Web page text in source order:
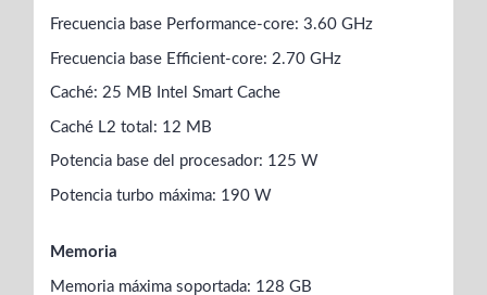
Frecuencia base Performance-core: 3.60 GHz
Frecuencia base Efficient-core: 2.70 GHz
Caché: 25 MB Intel Smart Cache
Caché L2 total: 12 MB
Potencia base del procesador: 125 W
Potencia turbo máxima: 190 W
Memoria
Memoria máxima soportada: 128 GB